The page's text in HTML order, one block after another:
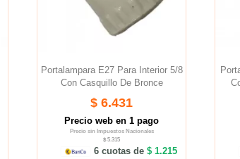
Portalampara E27 Para Interior 5/8
Con Casquillo De Bronce
$ 6.431
Precio web en 1 pago
Precio sin Impuestos Nacionales
$ 5.315
6 cuotas de$ 1.215